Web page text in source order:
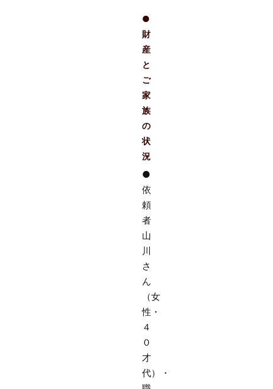
●
財
産
と
ご
家
族
の
状
況
●
依
頼
者
山
川
さ
ん
（女
性・
４
０
才
代）・